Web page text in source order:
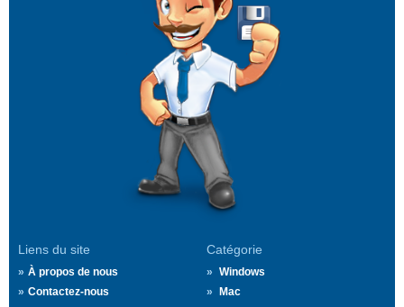
Liens du site
À propos de nous
Contactez-nous
Catégorie
Windows
Mac